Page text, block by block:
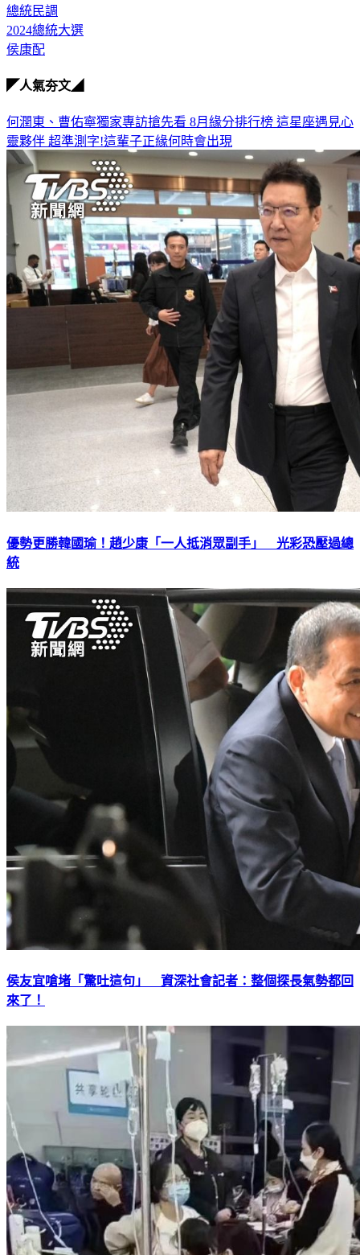
總統民調
2024總統大選
侯康配
◤人氣夯文◢
何潤東、曹佑寧獨家專訪搶先看 8月緣分排行榜 這星座遇見心
靈夥伴 超準測字!這輩子正緣何時會出現
優勢更勝韓國瑜！趙少康「一人抵消眾副手」 光彩恐壓過總
統
侯友宜嗆堵「驚吐這句」 資深社會記者：整個探長氣勢都回
來了！